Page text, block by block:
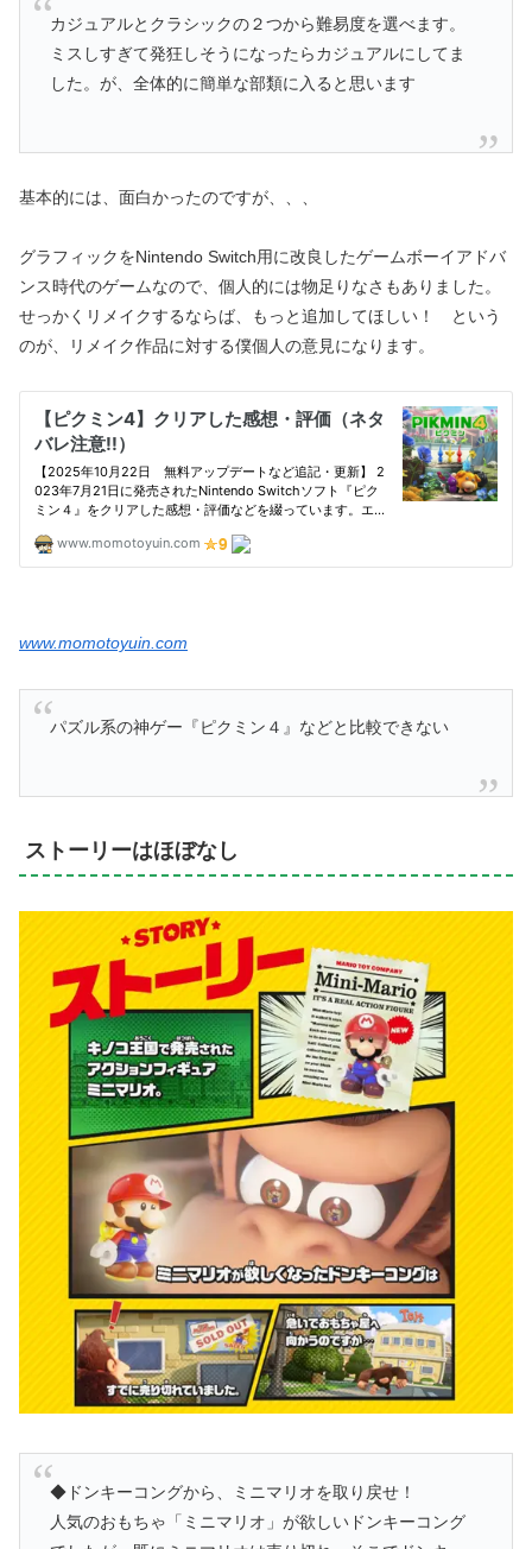
カジュアルとクラシックの２つから難易度を選べます。
ミスしすぎて発狂しそうになったらカジュアルにしてま
した。が、全体的に簡単な部類に入ると思います
基本的には、面白かったのですが、、、
グラフィックをNintendo Switch用に改良したゲームボーイアドバ
ンス時代のゲームなので、個人的には物足りなさもありました。
せっかくリメイクするならば、もっと追加してほしい！ という
のが、リメイク作品に対する僕個人の意見になります。
www.momotoyuin.com
パズル系の神ゲー『ピクミン４』などと比較できない
ストーリーはほぼなし
◆ドンキーコングから、ミニマリオを取り戻せ！
人気のおもちゃ「ミニマリオ」が欲しいドンキーコング